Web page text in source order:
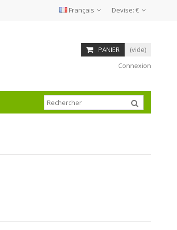
Devise: €
Français
PANIER
(vide)
Connexion